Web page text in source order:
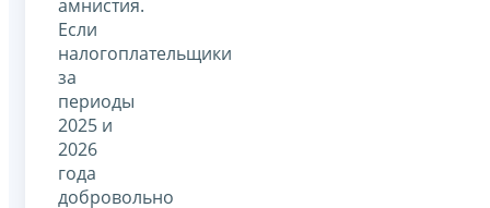
амнистия.
Если
налогоплательщики
за
периоды
2025 и
2026
года
добровольно